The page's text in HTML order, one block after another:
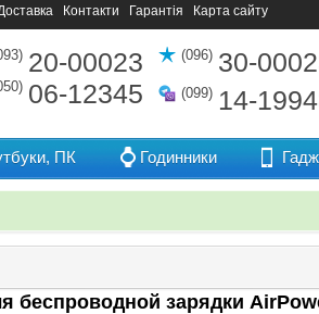
Контакти Гарантія Карта сайту
20-00023
06-12345
(096) 30-
(099) 14-
ПК Годинники
зарядки